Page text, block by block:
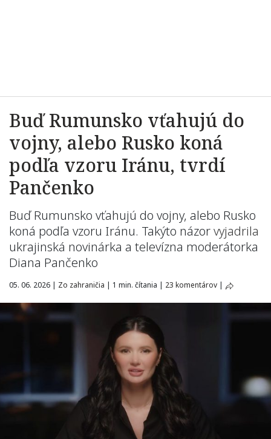
Buď Rumunsko vťahujú do
vojny, alebo Rusko koná
podľa vzoru Iránu, tvrdí
Pančenko
Buď Rumunsko vťahujú do vojny, alebo Rusko
koná podľa vzoru Iránu. Takýto názorvyjadrila
ukrajinská novinárka a televízna moderátorka
Diana Pančenko
05. 06. 2026 | Zo zahraničia | 1 min. čítania | 23 komentárov |